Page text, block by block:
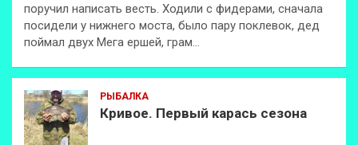
поручил написать весть. Ходили с фидерами, сначала
посидели у нижнего моста, было пару поклевок, дед
поймал двух Мега ершей, грам…
РЫБАЛКА
Кривое. Первый карась сезона